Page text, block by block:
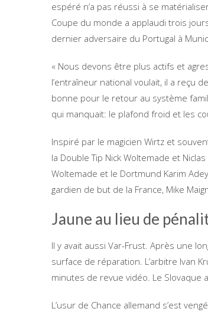
espéré n’a pas réussi à se
Coupe du monde a applaudi trois
dernier adversaire du Portugal à
« Nous devons être plus actifs et
l’entraîneur national voulait, il a reçu
bonne pour le retour au système
qui manquait: le plafond froid et les
Inspiré par le magicien Wirtz et
la Double Tip Nick Woltemade et
Woltemade et le Dortmund Karim
gardien de but de la France, Mike
Jaune au lieu de
Il y avait aussi Var-Frust. Après une
surface de réparation. L’arbitre Ivan
minutes de revue vidéo. Le Slovaque
L’usur de Chance allemand s’est